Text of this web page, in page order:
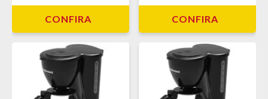
CONFIRA CONFIRA